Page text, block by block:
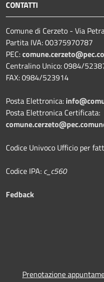
CONTATTI
Comune di Cerzeto - Via
Partita IVA: 00375970787
PEC:
Centralino Unico: 0984/
FAX: 0984/523914
Posta Elettronica:
Posta Elettronica Certificata:
Codice Univoco Ufficio per
Codice IPA: c_c560
Fedback
Prenotazione